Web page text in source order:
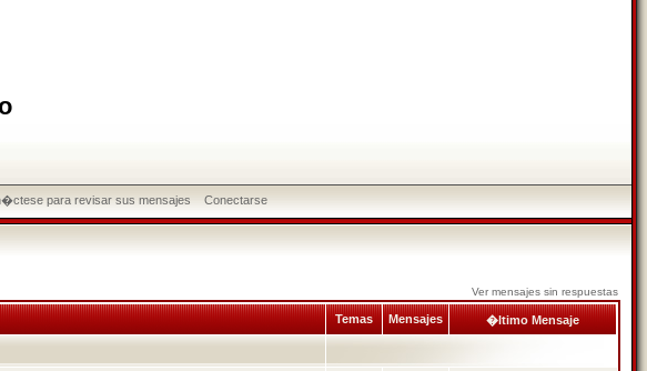
para revisar sus mensajes Conectarse
Ver mensajes sin respuestas
Temas Mensajes �ltimo Mensaje